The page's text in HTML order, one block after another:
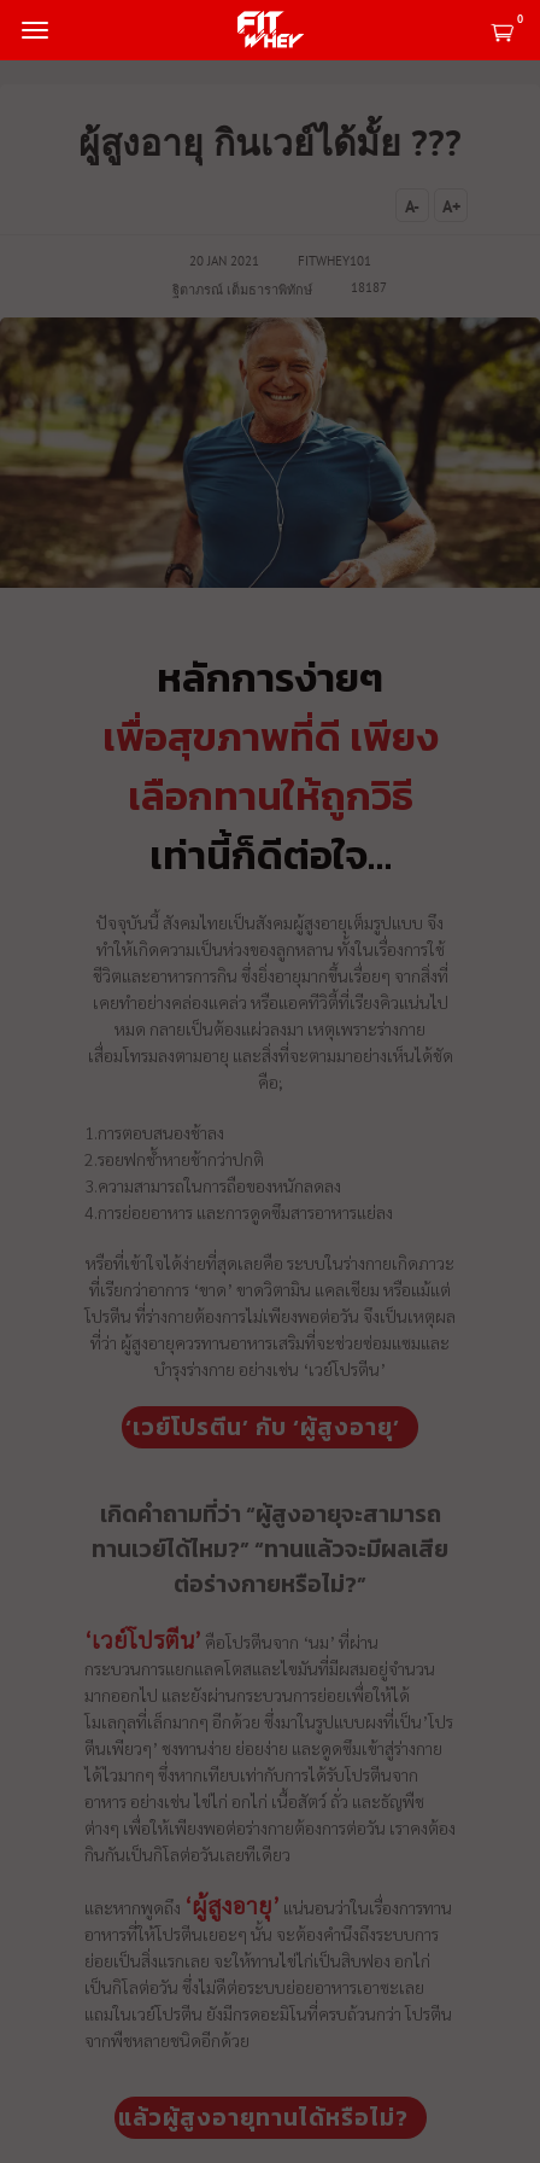
0
ผู้สูงอายุ กินเวย์ได้มั้ย ???
A- A+
20 JAN 2021
FITWHEY101
ฐิตาภรณ์ เต็มธาราพิทักษ์
18187
หลักการง่ายๆ
เพื่อสุขภาพที่ดี เพียง
เลือกทานให้ถูกวิธี
เท่านี้ก็ดีต่อใจ…
ปัจจุบันนี้ สังคมไทยเป็นสังคมผู้สูงอายุเต็มรูปแบบ จึง
ทำให้เกิดความเป็นห่วงของลูกหลาน ทั้งในเรื่องการใช้
ชีวิตและอาหารการกิน ซึ่งยิ่งอายุมากขึ้นเรื่อยๆ จากสิ่งที่
เคยทำอย่างคล่องแคล่ว หรือแอคทีวิตี้ที่เรียงคิวแน่นไป
หมด กลายเป็นต้องแผ่วลงมา เหตุเพราะร่างกาย
เสื่อมโทรมลงตามอายุ และสิ่งที่จะตามมาอย่างเห็นได้ชัด
คือ;
1.การตอบสนองช้าลง
2.รอยฟกช้ำหายช้ากว่าปกติ
3.ความสามารถในการถือของหนักลดลง
4.การย่อยอาหาร และการดูดซึมสารอาหารแย่ลง
หรือที่เข้าใจได้ง่ายที่สุดเลยคือ ระบบในร่างกายเกิดภาวะ
ที่เรียกว่าอาการ ‘ขาด’ ขาดวิตามิน แคลเชียม หรือแม้แต่
โปรตีน ที่ร่างกายต้องการไม่เพียงพอต่อวัน จึงเป็นเหตุผล
ที่ว่า ผู้สูงอายุควรทานอาหารเสริมที่จะช่วยซ่อมแซมและ
บำรุงร่างกาย อย่างเช่น ‘เวย์โปรตีน’
‘เวย์โปรตีน’ กับ ‘ผู้สูงอายุ’
เกิดคำถามที่ว่า “ผู้สูงอายุจะสามารถ
ทานเวย์ได้ไหม?” “ทานแล้วจะมีผลเสีย
ต่อร่างกายหรือไม่?”
‘เวย์โปรตีน’ คือโปรตีนจาก ‘นม’ ที่ผ่าน
กระบวนการแยกแลคโตสและไขมันที่มีผสมอยู่จำนวน
มากออกไป และยังผ่านกระบวนการย่อยเพื่อให้ได้
โมเลกุลที่เล็กมากๆ อีกด้วย ซึ่งมาในรูปแบบผงที่เป็น’โปร
ตีนเพียวๆ’ ชงทานง่าย ย่อยง่าย และดูดซึมเข้าสู่ร่างกาย
ได้ไวมากๆ ซึ่งหากเทียบเท่ากับการได้รับโปรตีนจาก
อาหาร อย่างเช่น ไข่ไก่ อกไก่ เนื้อสัตว์ ถั่ว และธัญพืช
ต่างๆ เพื่อให้เพียงพอต่อร่างกายต้องการต่อวัน เราคงต้อง
กินกันเป็นกิโลต่อวันเลยทีเดียว
และหากพูดถึง ‘ผู้สูงอายุ’ แน่นอนว่าในเรื่องการทาน
อาหารที่ให้โปรตีนเยอะๆ นั้น จะต้องคำนึงถึงระบบการ
ย่อยเป็นสิ่งแรกเลย จะให้ทานไข่ไก่เป็นสิบฟอง อกไก่
เป็นกิโลต่อวัน ซึ่งไม่ดีต่อระบบย่อยอาหารเอาซะเลย
แถมในเวย์โปรตีน ยังมีกรดอะมิโนที่ครบถ้วนกว่า โปรตีน
จากพืชหลายชนิดอีกด้วย
แล้วผู้สูงอายุทานได้หรือไม่?